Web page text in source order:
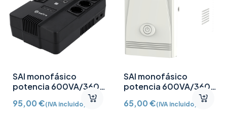
SAI monofásico
potencia 600VA/360W
95,00€(IVA incluido)
SAI monofásico
potencia 600VA/360W
65,00€(IVA incluido)